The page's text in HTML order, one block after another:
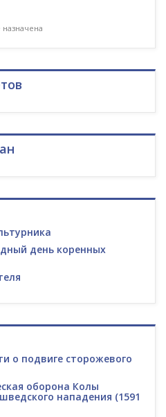
день коренных
о подвиге сторожевого
оборона Колы
нападения (1591